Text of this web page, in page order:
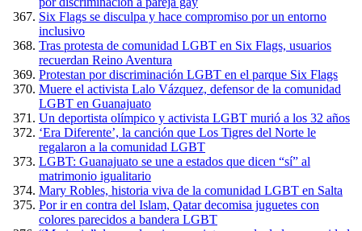
Six Flags se disculpa y hace compromiso por un entorno
inclusivo
Tras protesta de comunidad LGBT en Six Flags, usuarios
recuerdan Reino Aventura
Protestan por discriminación LGBT en el parque Six Flags
Muere el activista Lalo Vázquez, defensor de la comunidad
LGBT en Guanajuato
Un deportista olímpico y activista LGBT murió a los 32 años
‘Era Diferente’, la canción que Los Tigres del Norte le
regalaron a la comunidad LGBT
LGBT: Guanajuato se une a estados que dicen “sí” al
matrimonio igualitario
Mary Robles, historia viva de la comunidad LGBT en Salta
Por ir en contra del Islam, Qatar decomisa juguetes con
colores parecidos a bandera LGBT